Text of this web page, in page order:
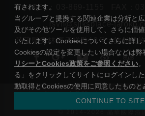
TEL：
rsvn@silksplace-
花蓮県秀林郷天祥路18号
旅館業
シルクスプレイス太魯閣 |
リージェン
プライバシーステートメント及びク
有されます。
当グループと提携する関連企業は分析と
及びその他ツールを使用して、さらに価
いたします。Cookiesについてさらに詳
Cookiesの設定を変更したい場合などは弊
リシーとCookies政策をご参照ください
る」をクリックしてサイトにログインし
動取得とCookiesの使用に同意したものと
CONTINUE TO SITE